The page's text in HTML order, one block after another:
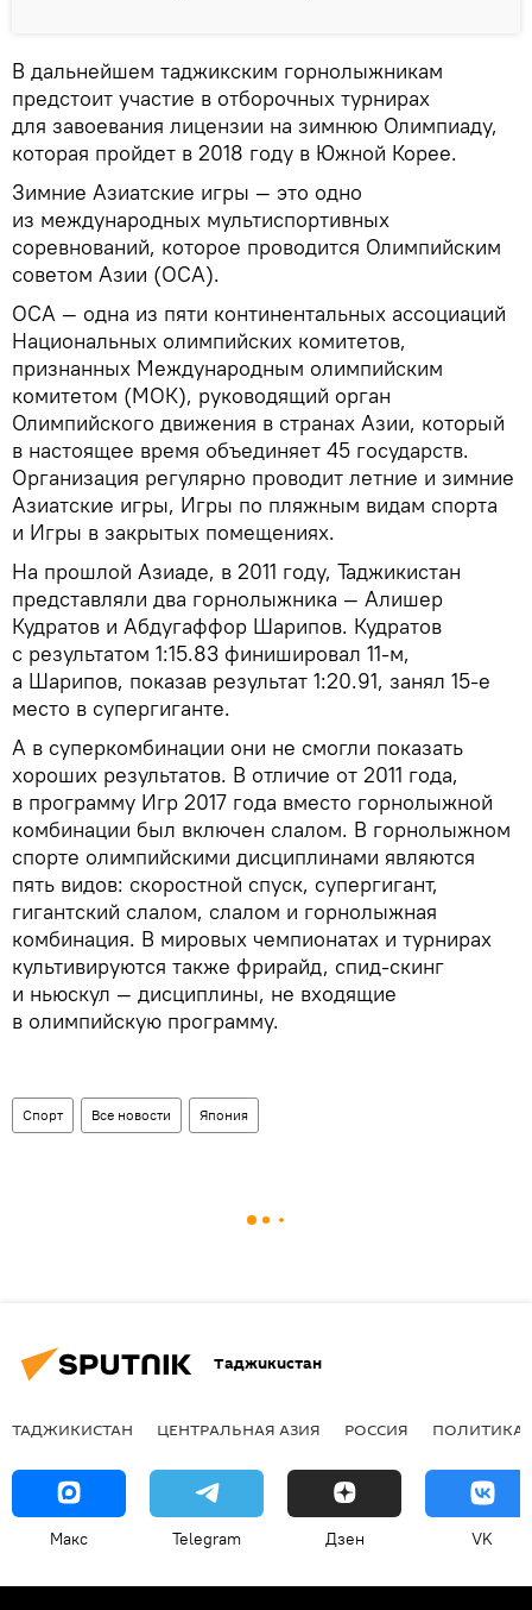
В дальнейшем таджикским горнолыжникам
предстоит участие в отборочных турнирах
для завоевания лицензии на зимнюю Олимпиаду,
которая пройдет в 2018 году в Южной Корее.
Зимние Азиатские игры — это одно
из международных мультиспортивных
соревнований, которое проводится Олимпийским
советом Азии (ОСА).
ОСА — одна из пяти континентальных ассоциаций
Национальных олимпийских комитетов,
признанных Международным олимпийским
комитетом (МОК), руководящий орган
Олимпийского движения в странах Азии, который
в настоящее время объединяет 45 государств.
Организация регулярно проводит летние и зимние
Азиатские игры, Игры по пляжным видам спорта
и Игры в закрытых помещениях.
На прошлой Азиаде, в 2011 году, Таджикистан
представляли два горнолыжника — Алишер
Кудратов и Абдугаффор Шарипов. Кудратов
с результатом 1:15.83 финишировал 11-м,
а Шарипов, показав результат 1:20.91, занял 15-е
место в супергиганте.
А в суперкомбинации они не смогли показать
хороших результатов. В отличие от 2011 года,
в программу Игр 2017 года вместо горнолыжной
комбинации был включен слалом. В горнолыжном
спорте олимпийскими дисциплинами являются
пять видов: скоростной спуск, супергигант,
гигантский слалом, слалом и горнолыжная
комбинация. В мировых чемпионатах и турнирах
культивируются также фрирайд, спид-скинг
и ньюскул — дисциплины, не входящие
в олимпийскую программу.
Спорт Все новости Япония
Таджикистан
ТАДЖИКИСТАН ЦЕНТРАЛЬНАЯ АЗИЯ РОССИЯ ПОЛИТИКА
Макс Telegram Дзен VK